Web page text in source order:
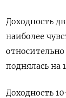
Доходность
наиболее
поднялась на
Доходность